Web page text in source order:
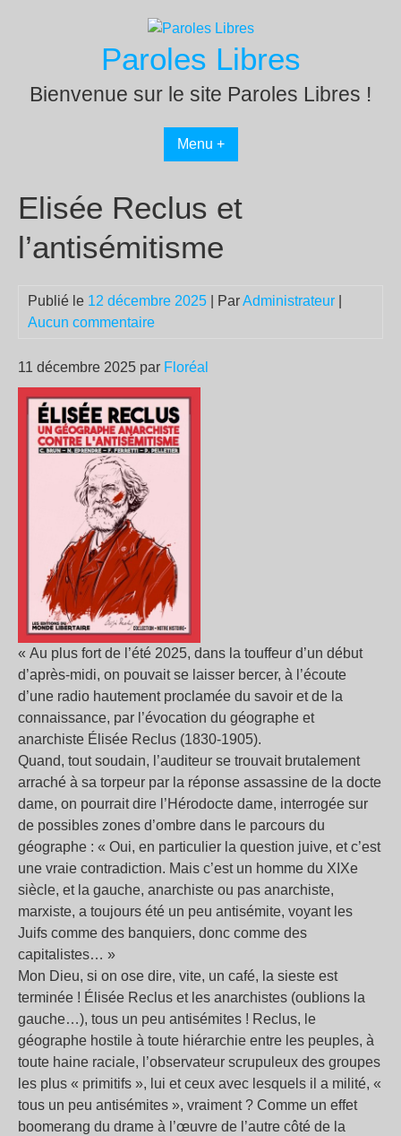
Paroles Libres
Bienvenue sur le site Paroles Libres !
Menu +
Elisée Reclus et
l’antisémitisme
Publié le 12 décembre 2025 | ParAdministrateur
Aucun commentaire
11 décembre 2025 par Floréal
« Au plus fort de l’été 2025, dans la touffeur d’un début
d’après-midi, on pouvait se laisser bercer, à l’écoute
d’une radio hautement proclamée du savoir et de la
connaissance, par l’évocation du géographe et
anarchiste Élisée Reclus (1830-1905).
Quand, tout soudain, l’auditeur se trouvait brutalement
arraché à sa torpeur par la réponse assassine de la docte
dame, on pourrait dire l’Hérodocte dame, interrogée sur
de possibles zones d’ombre dans le parcours du
géographe : « Oui, en particulier la question juive, et c’est
une vraie contradiction. Mais c’est un homme du XIXe
siècle, et la gauche, anarchiste ou pas anarchiste,
marxiste, a toujours été un peu antisémite, voyant les
Juifs comme des banquiers, donc comme des
capitalistes… »
Mon Dieu, si on ose dire, vite, un café, la sieste est
terminée ! Élisée Reclus et les anarchistes (oublions la
gauche…), tous un peu antisémites ! Reclus, le
géographe hostile à toute hiérarchie entre les peuples, à
toute haine raciale, l’observateur scrupuleux des groupes
les plus « primitifs », lui et ceux avec lesquels il a milité, «
tous un peu antisémites », vraiment ? Comme un effet
boomerang du drame à l’œuvre de l’autre côté de la